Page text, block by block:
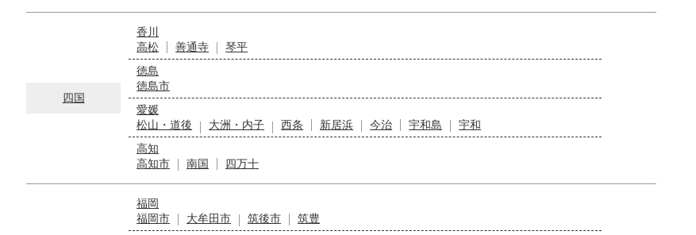
四国
香川
高松
善通寺
琴平
徳島
徳島市
愛媛
松山・道後
大洲・内子 西条 新居浜 今治 宇和島
宇和
高知
高知市
南国 四万十
福岡
福岡市
大牟田市 筑後市
筑豊